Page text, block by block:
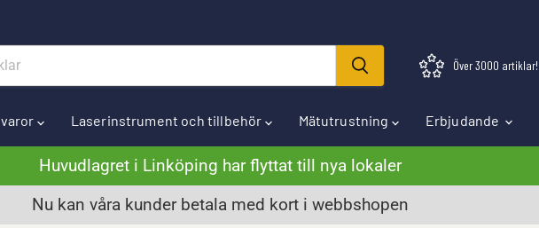
Över 3000 artiklar!
Laserinstrument och tillbehör Mätutrustning Erbjudande
Huvudlagret i Linköping har flyttat till nya lokaler
Nu kan våra kunder betala med kort i webbshopen